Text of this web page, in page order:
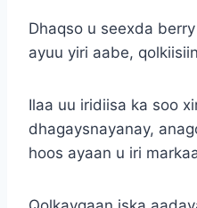
Dhaqso u seexda
ayuu yiri aabe,
Ilaa uu iridiisa ka soo
dhagaysnayanay,
hoos ayaan u iri